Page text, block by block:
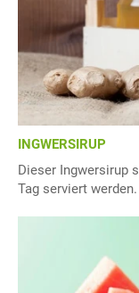
INGWERSIRUP
Dieser Ingwersirup
Tag serviert